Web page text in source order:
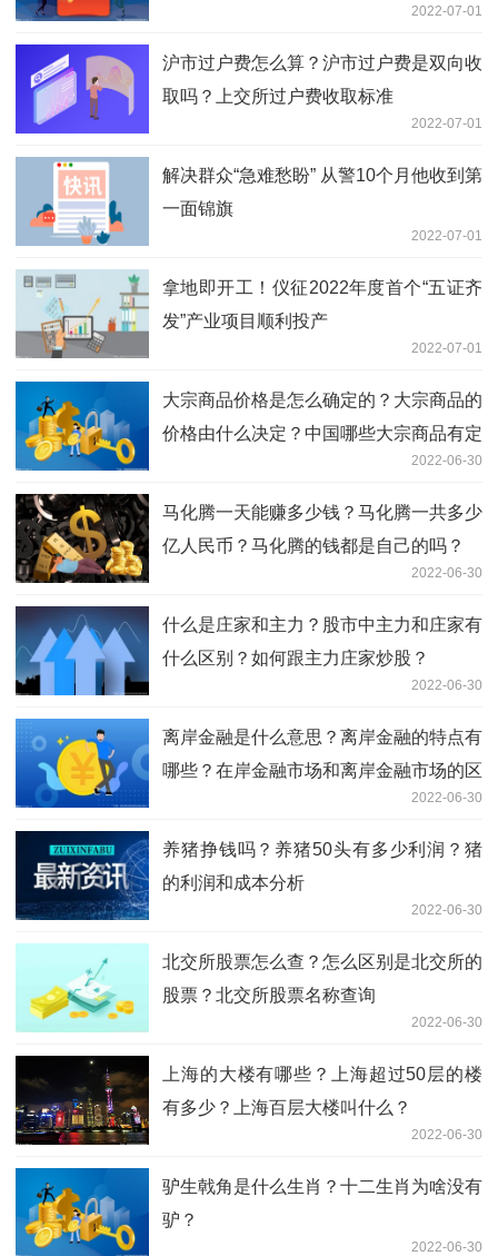
2022-07-01
沪市过户费怎么算？沪市过户费是双向收
取吗？上交所过户费收取标准
2022-07-01
解决群众“急难愁盼” 从警10个月他收到第
一面锦旗
2022-07-01
拿地即开工！仪征2022年度首个“五证齐
发”产业项目顺利投产
2022-07-01
大宗商品价格是怎么确定的？大宗商品的
价格由什么决定？中国哪些大宗商品有定
2022-06-30
马化腾一天能赚多少钱？马化腾一共多少
亿人民币？马化腾的钱都是自己的吗？
2022-06-30
什么是庄家和主力？股市中主力和庄家有
什么区别？如何跟主力庄家炒股？
2022-06-30
离岸金融是什么意思？离岸金融的特点有
哪些？在岸金融市场和离岸金融市场的区
2022-06-30
养猪挣钱吗？养猪50头有多少利润？猪
的利润和成本分析
2022-06-30
北交所股票怎么查？怎么区别是北交所的
股票？北交所股票名称查询
2022-06-30
上海的大楼有哪些？上海超过50层的楼
有多少？上海百层大楼叫什么？
2022-06-30
驴生戟角是什么生肖？十二生肖为啥没有
驴？
2022-06-30